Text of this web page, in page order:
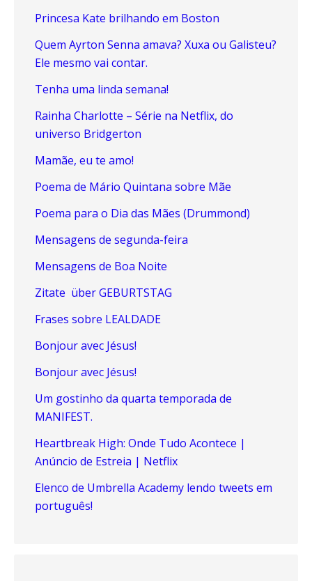
Princesa Kate brilhando em Boston
Quem Ayrton Senna amava? Xuxa ou Galisteu?
Ele mesmo vai contar.
Tenha uma linda semana!
Rainha Charlotte – Série na Netflix, do
universo Bridgerton
Mamãe, eu te amo!
Poema de Mário Quintana sobre Mãe
Poema para o Dia das Mães (Drummond)
Mensagens de segunda-feira
Mensagens de Boa Noite
Zitate über GEBURTSTAG
Frases sobre LEALDADE
Bonjour avec Jésus!
Bonjour avec Jésus!
Um gostinho da quarta temporada de
MANIFEST.
Heartbreak High: Onde Tudo Acontece |
Anúncio de Estreia | Netflix
Elenco de Umbrella Academy lendo tweets em
português!